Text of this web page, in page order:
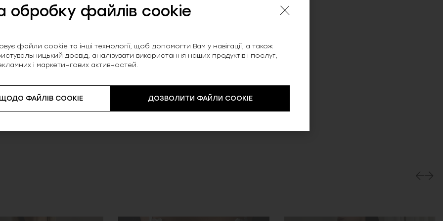
романтичних або особливих моментів.
обробку файлів cookie
файли cookie та інші технології, щоб допомогти Вам у навігації, а також
досвід, аналізувати використання наших продуктів і послуг,
і маркетингових активностей.
ФАЙЛІВ COOKIE ДОЗВОЛИТИ ФАЙЛИ COOKIE